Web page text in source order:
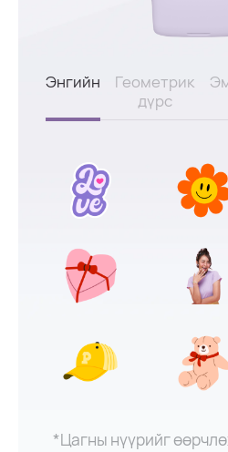
Энгийн
Геометрик
дүрс
*Цагны нүүрийг